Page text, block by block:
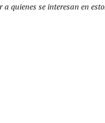
se interesan en